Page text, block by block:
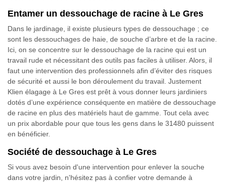
Entamer un dessouchage de racine à Le Gres
Dans le jardinage, il existe plusieurs types de dessouchage ; ce
sont les dessouchages de haie, de souche d’arbre et de la racine.
Ici, on se concentre sur le dessouchage de la racine qui est un
travail rude et nécessitant des outils pas faciles à utiliser. Alors, il
faut une intervention des professionnels afin d’éviter des risques
de sécurité et aussi le bon déroulement du travail. Justement
Klien élagage à Le Gres est prêt à vous donner leurs jardiniers
dotés d’une expérience conséquente en matière de dessouchage
de racine en plus des matériels haut de gamme. Tout cela avec
un prix abordable pour que tous les gens dans le 31480 puissent
en bénéficier.
Société de dessouchage à Le Gres
Si vous avez besoin d'une intervention pour enlever la souche
dans votre jardin, n'hésitez pas à confier votre demande à